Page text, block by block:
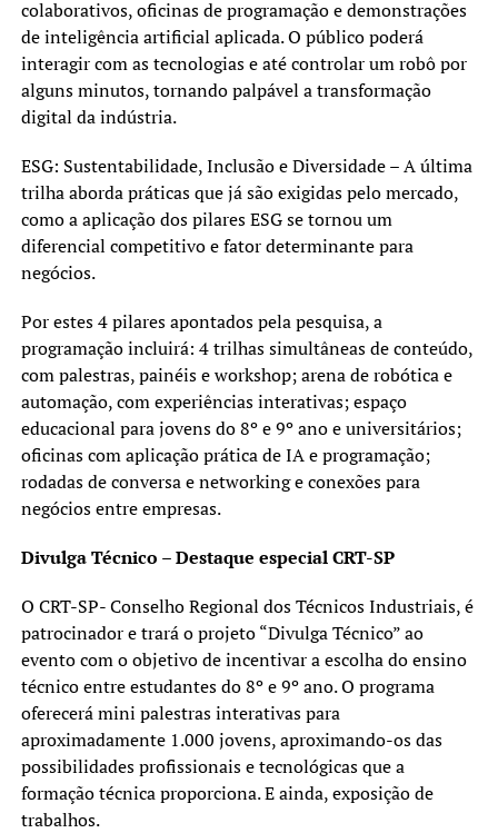
colaborativos, oficinas de programação e demonstrações
de inteligência artificial aplicada. O público poderá
interagir com as tecnologias e até controlar um robô por
alguns minutos, tornando palpável a transformação
digital da indústria.
ESG: Sustentabilidade, Inclusão e Diversidade – A última
trilha aborda práticas que já são exigidas pelo mercado,
como a aplicação dos pilares ESG se tornou um
diferencial competitivo e fator determinante para
negócios.
Por estes 4 pilares apontados pela pesquisa, a
programação incluirá: 4 trilhas simultâneas de conteúdo,
com palestras, painéis e workshop; arena de robótica e
automação, com experiências interativas; espaço
educacional para jovens do 8º e 9º ano e universitários;
oficinas com aplicação prática de IA e programação;
rodadas de conversa e networking e conexões para
negócios entre empresas.
Divulga Técnico – Destaque especial CRT-SP
O CRT-SP- Conselho Regional dos Técnicos Industriais, é
patrocinador e trará o projeto “Divulga Técnico” ao
evento com o objetivo de incentivar a escolha do ensino
técnico entre estudantes do 8º e 9º ano. O programa
oferecerá mini palestras interativas para
aproximadamente 1.000 jovens, aproximando-os das
possibilidades profissionais e tecnológicas que a
formação técnica proporciona. E ainda, exposição de
trabalhos.